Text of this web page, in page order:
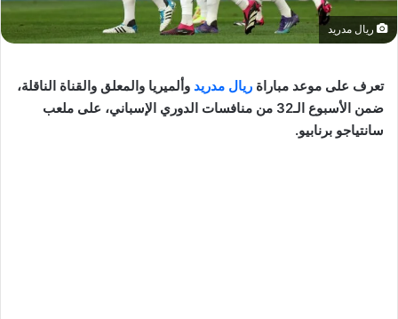
ريال مدريد
تعرف على موعد مباراة ريال مدريد وألميريا والمعلق والقناة الناقلة،
ضمن الأسبوع الـ32 من منافسات الدوري الإسباني، على ملعب
سانتياجو برنابيو.